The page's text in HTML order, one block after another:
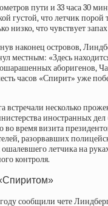
пути и 33 часа 30
густой, что летчик порой
низко, что чувствует
наконец островов,
местным: «Здесь
аборигенов,
часов «Спирит» уже
встречали несколько
иностранных дел
во время визита
разорвавших
летчика на
контроля.
сообщили чете